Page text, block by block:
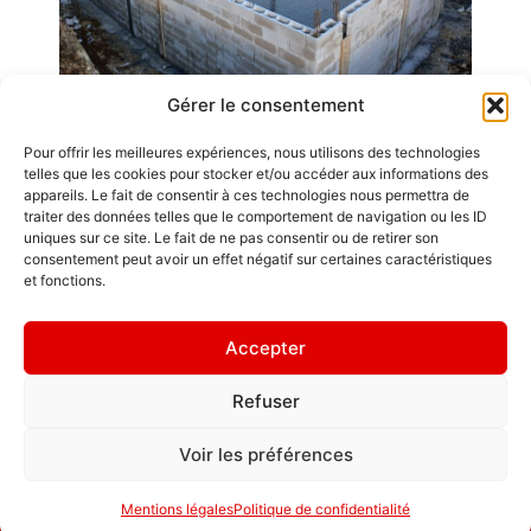
Gérer le consentement
Pour offrir les meilleures expériences, nous utilisons des technologies
telles que les cookies pour stocker et/ou accéder aux informations des
appareils. Le fait de consentir à ces technologies nous permettra de
traiter des données telles que le comportement de navigation ou les ID
uniques sur ce site. Le fait de ne pas consentir ou de retirer son
consentement peut avoir un effet négatif sur certaines caractéristiques
et fonctions.
Accepter
Refuser
Voir les préférences
Mentions légalesPolitique de confidentialité
Emplois
Contact / Accès
Mentions légales
d'une maison,
ce sont les amis
qui la
fréquentent. "
Politique de
GDL Construction
6, Rue des
ZA La Croix de